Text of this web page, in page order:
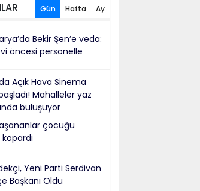
Gün Hafta Ay
Bekir Şen’e veda:
öncesi personelle
Açık Hava Sinema
Mahalleler yaz
buluşuyor
çocuğu
Yeni Parti Serdivan
Başkanı Oldu